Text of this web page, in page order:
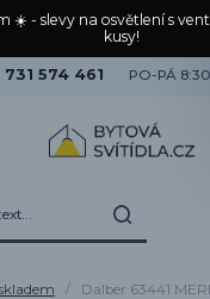
☀️ - slevy na osvětlení s
kusy!
731 574 461 PO-PÁ
Dalber 63441